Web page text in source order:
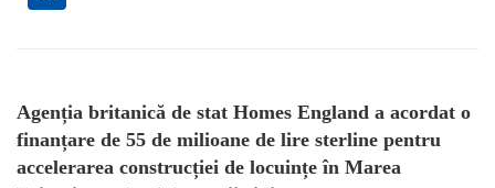
Agenția britanică de stat Homes England a acordat o
finanțare de 55 de milioane de lire sterline pentru
accelerarea construcției de locuințe în Marea